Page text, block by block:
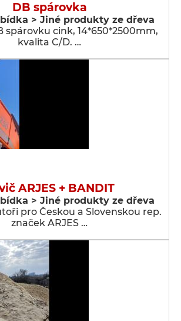
DB spárovka
> Jiné produkty ze dřeva
spárovku cink, 14*650*2500mm,
kvalita C/D. …
ARJES + BANDIT
> Jiné produkty ze dřeva
pro Českou a Slovenskou rep.
značek ARJES …